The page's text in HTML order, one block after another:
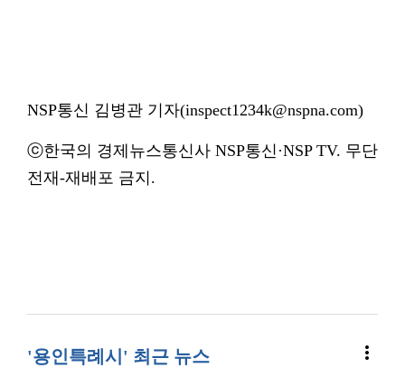
NSP통신 김병관 기자(inspect1234k@nspna.com)
ⓒ한국의 경제뉴스통신사 NSP통신·NSP TV. 무단
전재-재배포 금지.
'용인특례시' 최근 뉴스 more_vert